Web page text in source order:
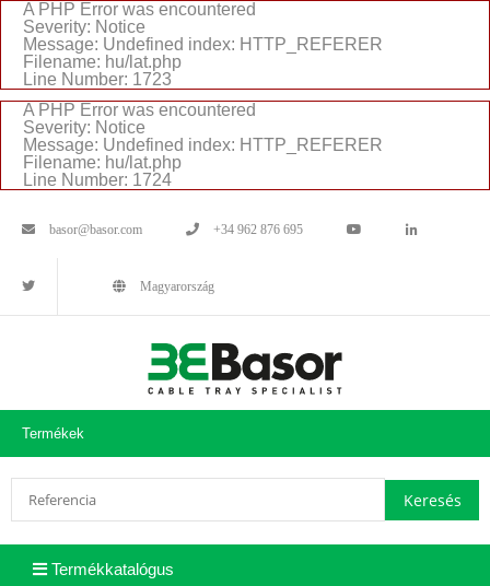
A PHP Error was encountered
Severity: Notice
Message: Undefined index: HTTP_REFERER
Filename: hu/lat.php
Line Number: 1723
A PHP Error was encountered
Severity: Notice
Message: Undefined index: HTTP_REFERER
Filename: hu/lat.php
Line Number: 1724
basor@basor.com +34 962 876 695
Magyarország
Termékek
Termékkatalógus